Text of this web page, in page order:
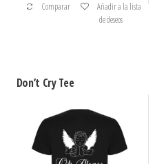
Comparar
Añadir a la lista
de deseos
Don’t Cry Tee